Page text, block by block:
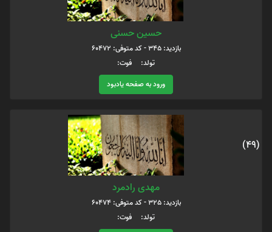
حسین حسنی
بازدید: 345 - کد متوفی: 60472
تولد: فوت:
ورود به صفحه یادبود
(49)
مهدی رادمرد
بازدید: 325 - کد متوفی: 60474
تولد: فوت: